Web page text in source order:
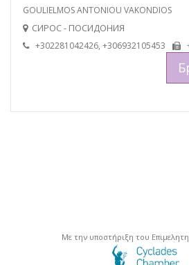
GOULIELMOS ANTONIOU VAKONDIOS
СИРОС - ПОСИДОНИЯ
+302281042426, +306932105453
Με την υποστήριξη του